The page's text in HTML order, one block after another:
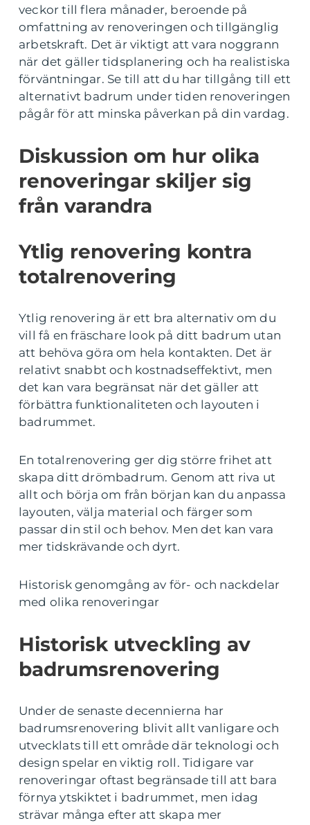
veckor till flera månader, beroende på
omfattning av renoveringen och tillgänglig
arbetskraft. Det är viktigt att vara noggrann
när det gäller tidsplanering och ha realistiska
förväntningar. Se till att du har tillgång till ett
alternativt badrum under tiden renoveringen
pågår för att minska påverkan på din vardag.
Diskussion om hur olika
renoveringar skiljer sig
från varandra
Ytlig renovering kontra
totalrenovering
Ytlig renovering är ett bra alternativ om du
vill få en fräschare look på ditt badrum utan
att behöva göra om hela kontakten. Det är
relativt snabbt och kostnadseffektivt, men
det kan vara begränsat när det gäller att
förbättra funktionaliteten och layouten i
badrummet.
En totalrenovering ger dig större frihet att
skapa ditt drömbadrum. Genom att riva ut
allt och börja om från början kan du anpassa
layouten, välja material och färger som
passar din stil och behov. Men det kan vara
mer tidskrävande och dyrt.
Historisk genomgång av för- och nackdelar
med olika renoveringar
Historisk utveckling av
badrumsrenovering
Under de senaste decennierna har
badrumsrenovering blivit allt vanligare och
utvecklats till ett område där teknologi och
design spelar en viktig roll. Tidigare var
renoveringar oftast begränsade till att bara
förnya ytskiktet i badrummet, men idag
strävar många efter att skapa mer